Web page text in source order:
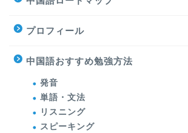
プロフィール
中国語おすすめ勉強方法
発音
単語・文法
リスニング
スピーキング